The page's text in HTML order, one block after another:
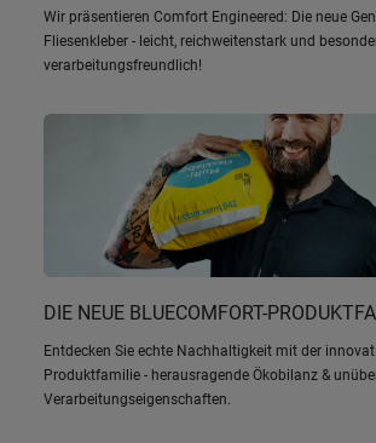
Wir präsentieren Comfort Engineered: Die neue
Fliesenkleber - leicht, reichweitenstark und
verarbeitungsfreundlich!
DIE NEUE BLUECOMFORT-
Entdecken Sie echte Nachhaltigkeit mit der
Produktfamilie - herausragende Ökobilanz &
Verarbeitungseigenschaften.